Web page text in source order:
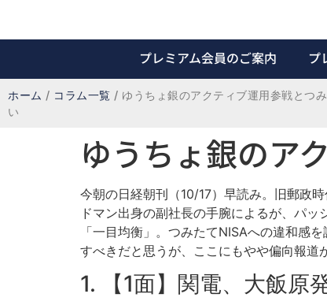
プレミアム会員のご案内 プ
ホーム / コラム一覧 / ゆうちょ銀のアクティブ運用参戦とつ
い
ゆうちょ銀のア
今朝の日経朝刊（10/17）早読み。旧郵政
ドマン出身の副社長の手腕によるが、パ
「一目均衡」。つみたてNISAへの違和感
すべきだと思うが、ここにもやや偏向報道
1. 【1面】関電、大飯原